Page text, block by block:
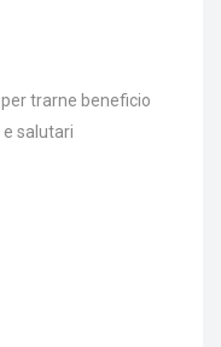
trarne beneficio
e salutari